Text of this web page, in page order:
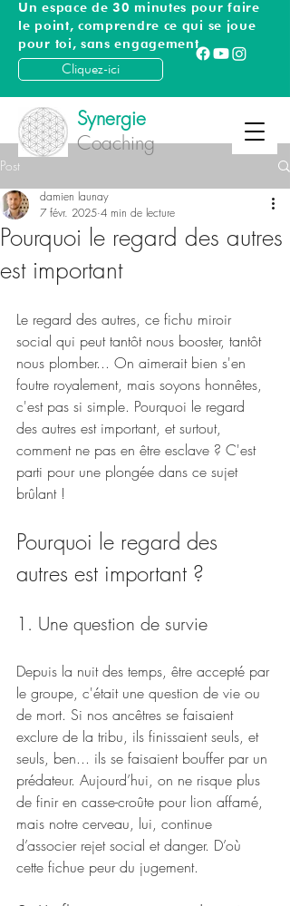
Synergie
Coaching
Un espace de 30 minutes pour faire
le point, comprendre ce qui se joue
pour toi, sans engagement
Cliquez-ici
Post
Pourquoi le regard des autres
est important
damien launay
7 févr. 2025 4 min de lecture
Le regard des autres, ce fichu miroir
social qui peut tantôt nous booster, tantôt
nous plomber... On aimerait bien s'en
foutre royalement, mais soyons honnêtes,
c'est pas si simple. Pourquoi le regard
des autres est important, et surtout,
comment ne pas en être esclave ? C'est
parti pour une plongée dans ce sujet
brûlant !
Pourquoi le regard des
autres est important ?
1. Une question de survie
Depuis la nuit des temps, être accepté par
le groupe, c'était une question de vie ou
de mort. Si nos ancêtres se faisaient
exclure de la tribu, ils finissaient seuls, et
seuls, ben... ils se faisaient bouffer par un
prédateur. Aujourd’hui, on ne risque plus
de finir en casse-croûte pour lion affamé,
mais notre cerveau, lui, continue
d’associer rejet social et danger. D’où
cette fichue peur du jugement.